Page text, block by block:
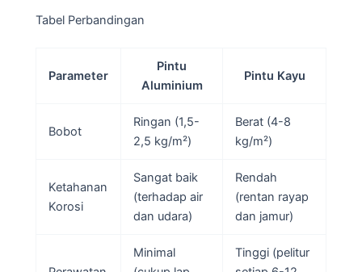
Tabel Perbandingan
Parameter
Pintu
Aluminium
Pintu Kayu
Bobot
Ringan (1,5-
2,5 kg/m²)
Berat (4-8
kg/m²)
Ketahanan
Korosi
Sangat baik
(terhadap air
dan udara)
Rendah
(rentan rayap
dan jamur)
Minimal
Tinggi (pelitur